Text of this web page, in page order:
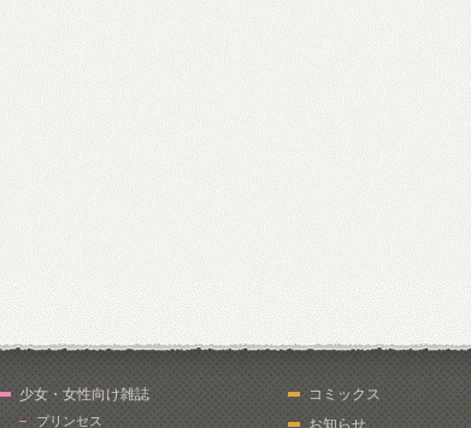
少女・女性向け雑誌
プリンセス
コミックス
お知らせ